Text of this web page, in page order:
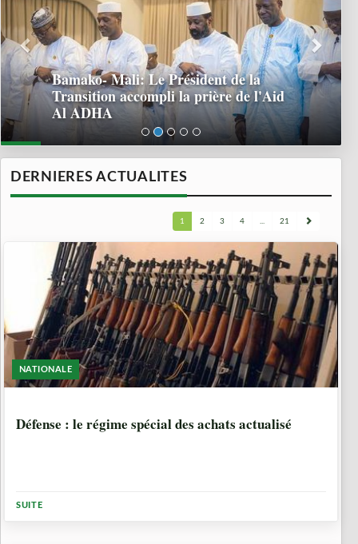
Bamako- Mali: Le Président de la
Transition accompli la prière de l'Aid
Al ADHA
DERNIERES ACTUALITES
1 2 3 4 ... 21
NATIONALE
Défense : le régime spécial des achats actualisé
SUITE